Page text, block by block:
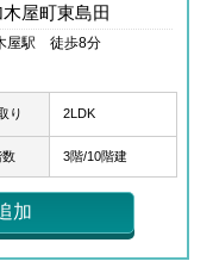
屋町東島田
屋駅 徒歩8分
り 2LDK
数 3階/10階建
加